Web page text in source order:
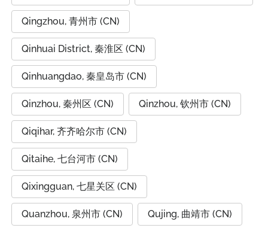
Qingzhou, 青州市 (CN)
Qinhuai District, 秦淮区 (CN)
Qinhuangdao, 秦皇岛市 (CN)
Qinzhou, 秦州区 (CN) Qinzhou, 钦州市 (CN)
Qiqihar, 齐齐哈尔市 (CN)
Qitaihe, 七台河市 (CN)
Qixingguan, 七星关区 (CN)
Quanzhou, 泉州市 (CN) Qujing, 曲靖市 (CN)